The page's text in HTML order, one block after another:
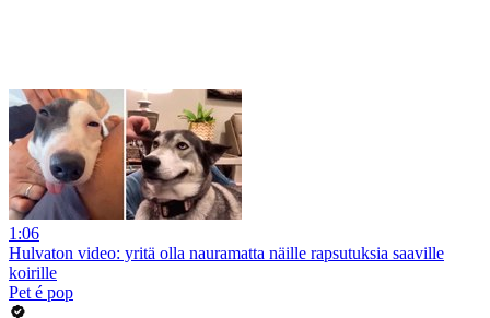
1:06
Hulvaton video: yritä olla nauramatta näille rapsutuksia saaville
koirille
Pet é pop